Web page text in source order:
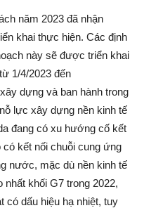
năm 2023 đã nhận
khai thực hiện. Các định
này sẽ được triển khai
1/4/2023 đến
dựng và ban hành trong
lực xây dựng nền kinh tế
đang có xu hướng cố kết
kết nối chuỗi cung ứng
nước, mặc dù nền kinh tế
khối G7 trong 2022,
có dấu hiệu hạ nhiệt, tuy